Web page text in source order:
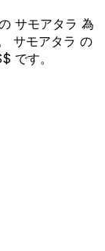
サモアタラ 為
サモアタラ の
です。